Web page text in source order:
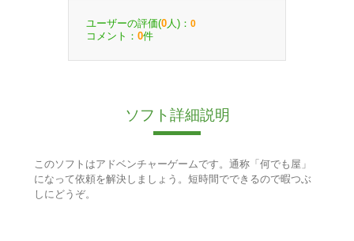
ユーザーの評価(0 人)： 0
コメント： 0件
ソフト詳細説明
このソフトはアドベンチャーゲームです。通称「何でも屋」
になって依頼を解決しましょう。短時間でできるので暇つぶ
しにどうぞ。